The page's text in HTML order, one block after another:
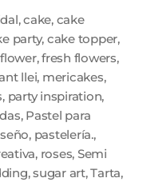
,cake, cake
party, cake topper,
,fresh flowers,
llei, mericakes,
, party inspiration,
, Pastel para
, pastelería.,
, roses, Semi
,sugar art,Tarta,